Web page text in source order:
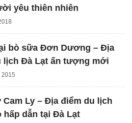
yêu thiên nhiên
bò sữa Đơn Dương – Địa
lịch Đà Lạt ấn tượng mới
2015
Cam Ly – Địa điểm du lịch
hấp dẫn tại Đà Lạt